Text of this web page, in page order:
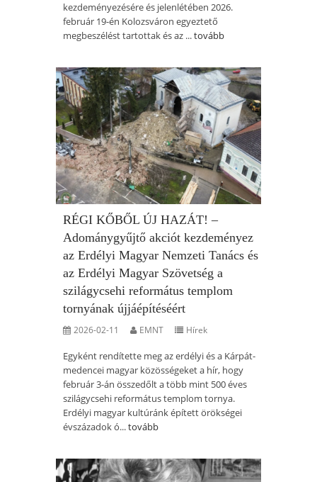
kezdeményezésére és jelenlétében 2026.
február 19-én Kolozsváron egyeztető
megbeszélést tartottak és az ...tovább
RÉGI KŐBŐL ÚJ HAZÁT! –
Adománygyűjtő akciót kezdeményez
az Erdélyi Magyar Nemzeti Tanács és
az Erdélyi Magyar Szövetség a
szilágycsehi református templom
tornyának újjáépítéséért
2026-02-11 EMNT Hírek
Egyként rendítette meg az erdélyi és a Kárpát-
medencei magyar közösségeket a hír, hogy
február 3-án összedőlt a több mint 500 éves
szilágycsehi református templom tornya.
Erdélyi magyar kultúránk épített örökségei
évszázadok ó...tovább